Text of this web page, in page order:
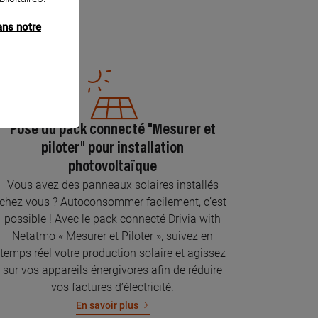
Pose du pack connecté "Mesurer et
piloter" pour installation
photovoltaïque
Vous avez des panneaux solaires installés
chez vous ? Autoconsommer facilement, c’est
possible ! Avec le pack connecté Drivia with
Netatmo « Mesurer et Piloter », suivez en
temps réel votre production solaire et agissez
sur vos appareils énergivores afin de réduire
vos factures d’électricité.
En savoir plus
notre